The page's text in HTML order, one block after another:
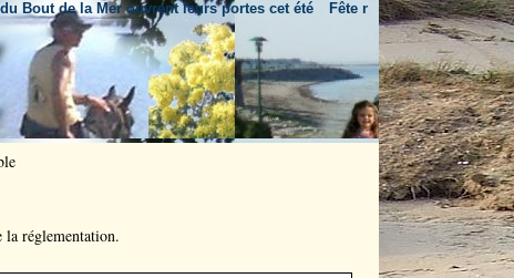
de la Mer ouvrent leurs portes cet été Fête nationale & feu d'artifice
la réglementation.